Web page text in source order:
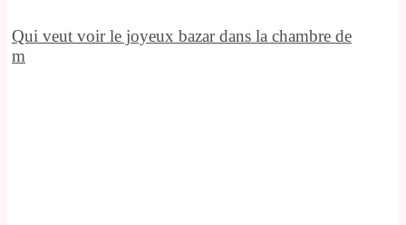
Qui veut voir le joyeux bazar dans la chambre de
m